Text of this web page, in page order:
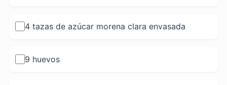
4 tazas de azúcar morena clara envasada
9 huevos